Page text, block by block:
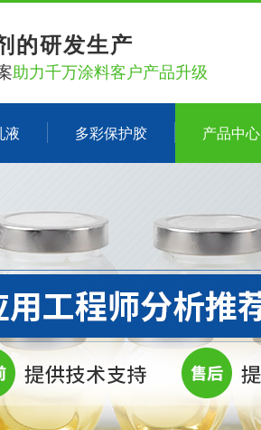
的研发生产
助力千万涂料客户产品升级
液 多彩保护胶 产品中心